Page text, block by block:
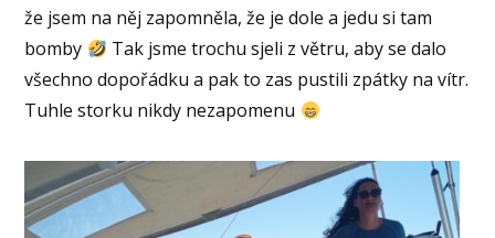
že jsem na něj zapomněla, že je dole a jedu si tam
bomby
Tak jsme trochu sjeli z větru, aby se dalo
všechno dopořádku a pak to zas pustili zpátky na vítr.
Tuhle storku nikdy nezapomenu